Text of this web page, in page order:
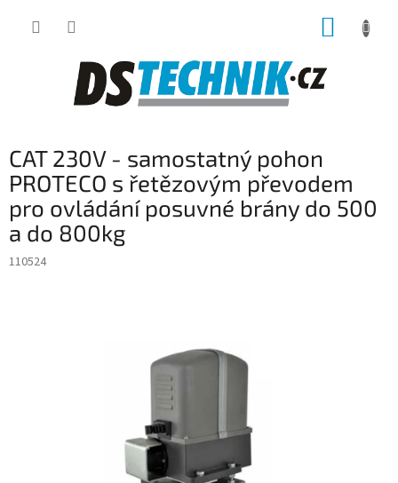
CAT 230V - samostatný pohon
PROTECO s řetězovým převodem
pro ovládání posuvné brány do 500
a do 800kg
110524